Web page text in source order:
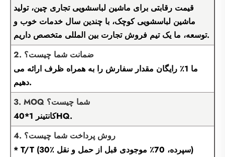
قیمت رقابتی برای ماشین لباسشویی تجاری چین، تولید
ماشین لباسشویی کوچک، با چندین سال خدمات خوب و
توسعه، ما یک تیم فروش تجارت بین المللی متخصص داریم.
2. ضمانت شما چیست؟
ما 1٪ رایگان مقدار سفارش را به همراه ظرف ارائه می
دهیم.
3. MOQ شما چیست؟
کانتینر 1*40HQ.
4. روش پرداخت شما چیست؟
* T/T (30٪ سپرده، 70٪ موجودی قبل از حمل و نقل)